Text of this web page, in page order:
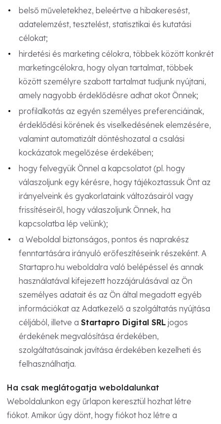
belső műveletekhez, beleértve a hibakeresést,
adatelemzést, tesztelést, statisztikai és kutatási
célokat;
hirdetési és marketing célokra, többek között konkrét
marketingcélokra, hogy olyan tartalmat, többek
között személyre szabott tartalmat tudjunk nyújtani,
amely nagyobb érdeklődésre adhat okot Önnek;
profilalkotás az egyén személyes preferenciáinak,
érdeklődési körének és viselkedésének elemzésére,
valamint automatizált döntéshozatal a csalási
kockázatok megelőzése érdekében;
hogy felvegyük Önnel a kapcsolatot (pl. hogy
válaszoljunk egy kérésre, hogy tájékoztassuk Önt az
irányelveink és gyakorlataink változásairól vagy
frissítéseiről, hogy válaszoljunk Önnek, ha
kapcsolatba lép velünk);
a Weboldal biztonságos, pontos és naprakész
fenntartására irányuló erőfeszítéseink részeként. A
Startapro.hu weboldalra való belépéssel és annak
használatával kifejezett hozzájárulásával az Ön
személyes adatait és az Ön által megadott egyéb
információkat az Adatkezelő a szolgáltatás nyújtása
céljából, illetve a Startapro Digital SRLjogos
érdekének megvalósítása érdekében,
szolgáltatásainak javítása érdekében kezelheti és
felhasználhatja.
Ha csak meglátogatja weboldalunkat
Weboldalunkon egy űrlapon keresztül hozhat létre
fiókot. Amikor úgy dönt, hogy fiókot hoz létre a